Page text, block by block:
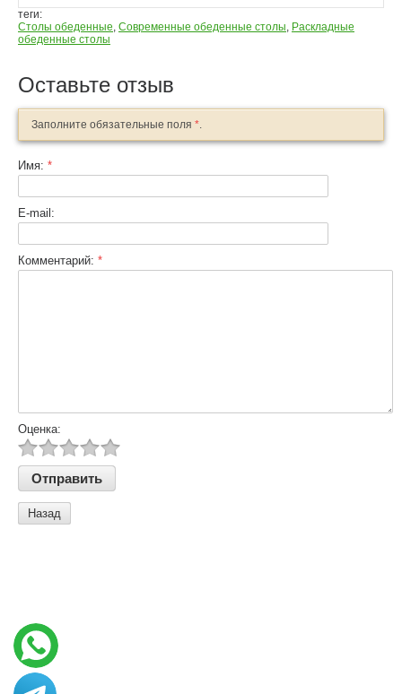
теги:
Столы обеденные, Современные обеденные столы, Раскладные
обеденные столы
Оставьте отзыв
Заполните обязательные поля *.
Имя: *
E-mail:
Комментарий: *
Оценка:
Назад